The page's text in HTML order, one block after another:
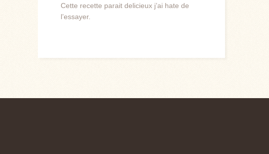
Cette recette parait delicieux j’ai hate de
l’essayer.